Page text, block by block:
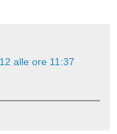
alle ore 11:37